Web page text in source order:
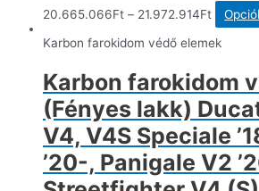
20.665.066Ft – 21.972.914Ft
Karbon farokidom védő elemek
Karbon farokidom
(Fényes lakk)
V4, V4S Speciale
’20-, Panigale V2